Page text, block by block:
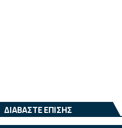
ΔΙΑΒΑΣΤΕ ΕΠΙΣΗΣ